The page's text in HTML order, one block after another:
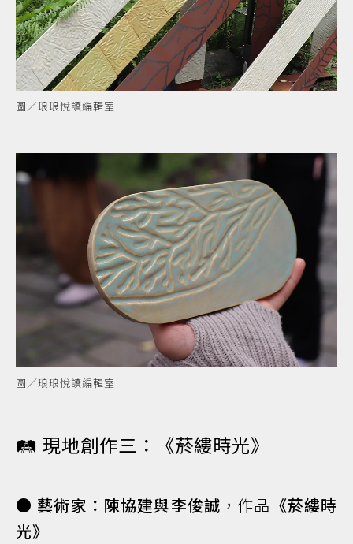
圖／琅琅悅讀編輯室
圖／琅琅悅讀編輯室
🛤️ 現地創作三：《菸縷時光》
● 藝術家：陳協建與李俊誠 ，作品 《菸縷時
光》